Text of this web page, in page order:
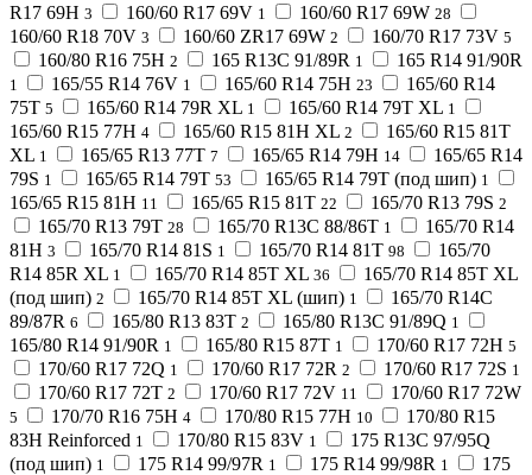
R17 69H 3 160/60 R17 69V 1 160/60 R17 69W 28
160/60 R18 70V 3 160/60 ZR17 69W 2 160/70 R17 73V 5
160/80 R16 75H 2 165 R13C 91/89R 1 165 R14 91/90R
1 165/55 R14 76V 1 165/60 R14 75H 23
165/60 R14
75T 5 165/60 R14 79R XL 1 165/60 R14 79T XL 1
165/60 R15 77H 4 165/60 R15 81H XL 2
165/60 R15 81T
XL 1 165/65 R13 77T 7 165/65 R14 79H 14
165/65 R14
79S 1 165/65 R14 79T 53 165/65 R14 79T (под шип) 1
165/65 R15 81H 11 165/65 R15 81T 22 165/70 R13 79S 2
165/70 R13 79T 28 165/70 R13C 88/86T 1
165/70 R14
81H 3 165/70 R14 81S 1 165/70 R14 81T 98
165/70
R14 85R XL 1 165/70 R14 85T XL 36
165/70 R14 85T XL
(под шип) 2 165/70 R14 85T XL (шип) 1
165/70 R14C
89/87R 6 165/80 R13 83T 2 165/80 R13C 91/89Q 1
165/80 R14 91/90R 1 165/80 R15 87T 1 170/60 R17 72H 5
170/60 R17 72Q 1 170/60 R17 72R 2 170/60 R17 72S 1
170/60 R17 72T 2 170/60 R17 72V 11 170/60 R17 72W
5 170/70 R16 75H 4 170/80 R15 77H 10
170/80 R15
83H Reinforced 1 170/80 R15 83V 1
175 R13C 97/95Q
(под шип) 1 175 R14 99/97R 1 175 R14 99/98R 1
175